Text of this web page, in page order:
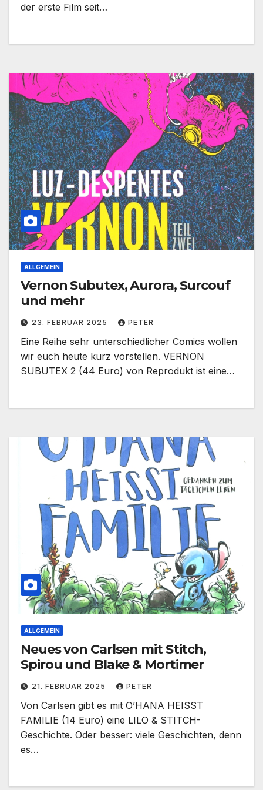
der erste Film seit…
ALLGEMEIN
Vernon Subutex, Aurora, Surcouf
und mehr
23. FEBRUAR 2025 PETER
Eine Reihe sehr unterschiedlicher Comics wollen
wir euch heute kurz vorstellen. VERNON
SUBUTEX 2 (44 Euro) von Reprodukt ist eine…
ALLGEMEIN
Neues von Carlsen mit Stitch,
Spirou und Blake & Mortimer
21. FEBRUAR 2025 PETER
Von Carlsen gibt es mit O’HANA HEISST
FAMILIE (14 Euro) eine LILO & STITCH-
Geschichte. Oder besser: viele Geschichten, denn
es…